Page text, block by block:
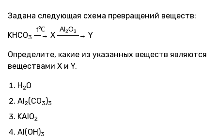
Задана следующая схема превращений веществ:
KHCO3 —→
t℃
X ———→
Al2O3 Y
Определите, какие из указанных веществ являются
веществами X и Y.
H2O
Al2(CO3)3
KAlO2
Al(OH)3